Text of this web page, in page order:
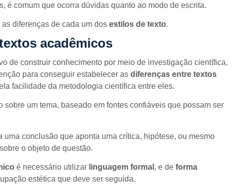
é comum que ocorra dúvidas quanto ao modo de escrita.
diferenças de cada um dos estilos de texto.
acadêmicos
de construir conhecimento por meio de investigação científica,
para conseguir estabelecer as diferenças entre textos
facilidade da metodologia científica entre eles.
sobre um tema, baseado em fontes confiáveis que possam ser
uma conclusão que aponta uma crítica, hipótese, ou mesmo
o objeto de questão.
é necessário utilizar linguagem formal , e de forma
estética que deve ser seguida.